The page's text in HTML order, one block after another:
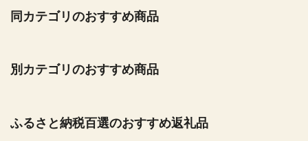
同カテゴリのおすすめ商品
別カテゴリのおすすめ商品
ふるさと納税百選のおすすめ返礼品